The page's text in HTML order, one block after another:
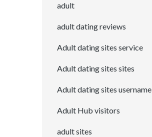
adult
adult dating reviews
Adult dating sites service
Adult dating sites sites
Adult dating sites username
Adult Hub visitors
adult sites